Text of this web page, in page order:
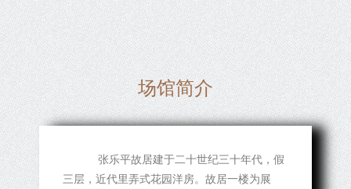
场馆简介
张乐平故居建于二十世纪三十年代，假
三层，近代里弄式花园洋房。故居一楼为展